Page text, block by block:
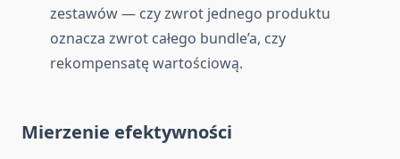
zestawów — czy zwrot jednego produktu
oznacza zwrot całego bundle’a, czy
rekompensatę wartościową.
Mierzenie efektywności